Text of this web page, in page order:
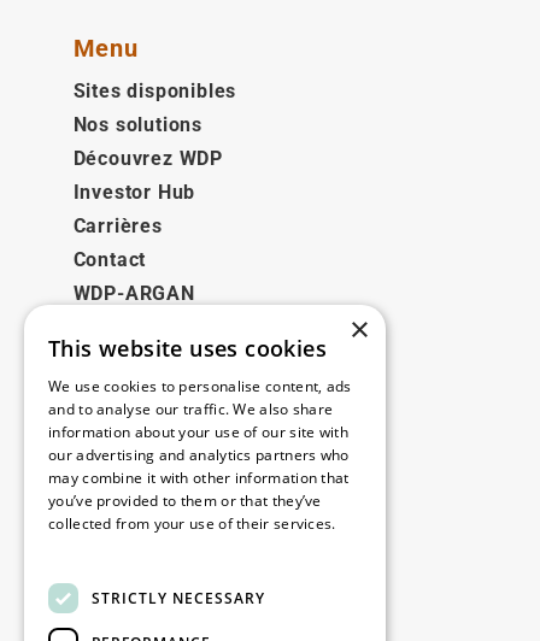
Menu
Sites disponibles
Nos solutions
Découvrez WDP
Investor Hub
Carrières
Contact
WDP-ARGAN
Juridique
Disclaimer
Politique de confidentialité
Cookie Policy
Contact
×
This website uses cookies
We use cookies to personalise content, ads
and to analyse our traffic. We also share
information about your use of our site with
our advertising and analytics partners who
may combine it with other information that
you’ve provided to them or that they’ve
collected from your use of their services.
STRICTLY NECESSARY